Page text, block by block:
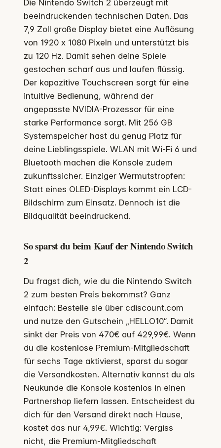
Die Nintendo Switch 2 überzeugt mit
beeindruckenden technischen Daten. Das
7,9 Zoll große Display bietet eine Auflösung
von 1920 x 1080 Pixeln und unterstützt bis
zu 120 Hz. Damit sehen deine Spiele
gestochen scharf aus und laufen flüssig.
Der kapazitive Touchscreen sorgt für eine
intuitive Bedienung, während der
angepasste NVIDIA-Prozessor für eine
starke Performance sorgt. Mit 256 GB
Systemspeicher hast du genug Platz für
deine Lieblingsspiele. WLAN mit Wi-Fi 6 und
Bluetooth machen die Konsole zudem
zukunftssicher. Einziger Wermutstropfen:
Statt eines OLED-Displays kommt ein LCD-
Bildschirm zum Einsatz. Dennoch ist die
Bildqualität beeindruckend.
So sparst du beim Kauf der Nintendo Switch
2
Du fragst dich, wie du die Nintendo Switch
2 zum besten Preis bekommst? Ganz
einfach: Bestelle sie über cdiscount.com
und nutze den Gutschein „HELLO10“. Damit
sinkt der Preis von 470€ auf 429,99€. Wenn
du die kostenlose Premium-Mitgliedschaft
für sechs Tage aktivierst, sparst du sogar
die Versandkosten. Alternativ kannst du als
Neukunde die Konsole kostenlos in einen
Partnershop liefern lassen. Entscheidest du
dich für den Versand direkt nach Hause,
kostet das nur 4,99€. Wichtig: Vergiss
nicht, die Premium-Mitgliedschaft